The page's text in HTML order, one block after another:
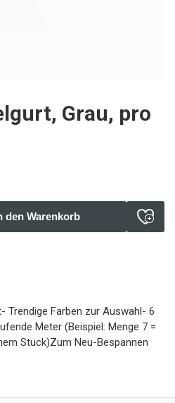
Grau, pro
den Warenkorb
Trendige Farben zur Auswahl- 6
Meter (Beispiel: Menge 7 =
Stuck)Zum Neu-Bespannen